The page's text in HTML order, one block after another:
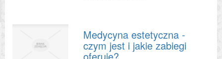
Medycyna estetyczna -
czym jest i jakie zabiegi
oferuje?